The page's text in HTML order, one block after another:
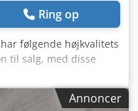
Ring op
har følgende højkvalitets
til salg, med disse
Anvendelsesområder:
og
T Eus Sewa -Annoncer